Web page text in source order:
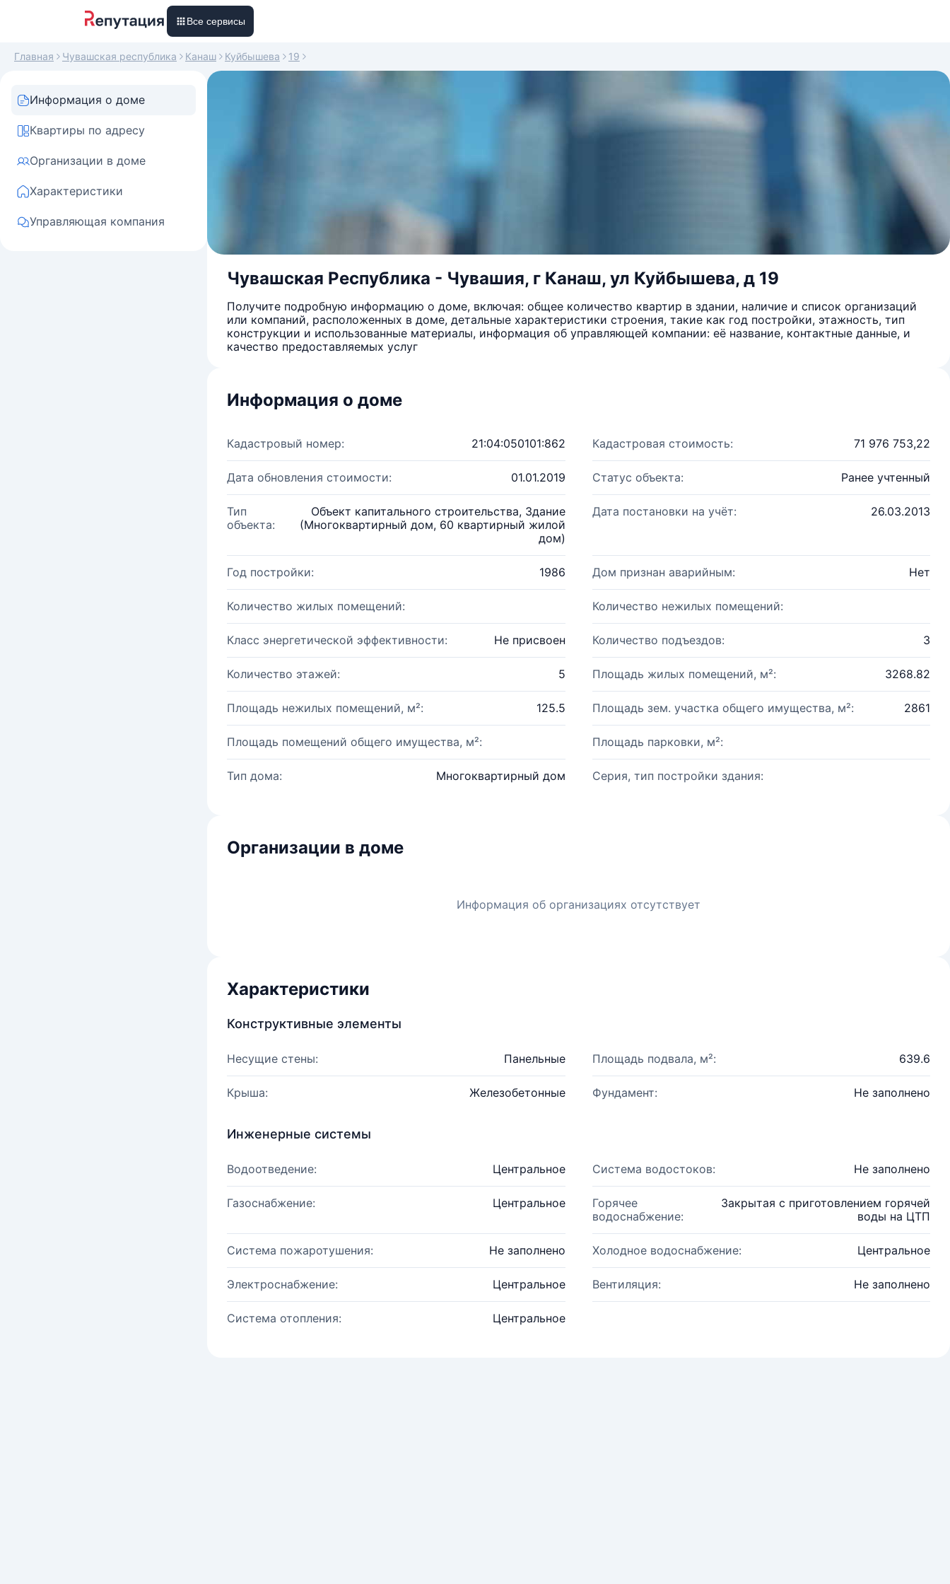
Все сервисы
Главная Чувашская республика Канаш Куйбышева 19
Информация о доме
Квартиры по адресу
Организации в доме
Характеристики
Управляющая компания
Чувашская Республика - Чувашия, г Канаш, ул Куйбышева, д 19
Получите подробную информацию о доме, включая: общее количество квартир в здании, наличие и список организаций
или компаний, расположенных в доме, детальные характеристики строения, такие как год постройки, этажность, тип
конструкции и использованные материалы, информация об управляющей компании: её название, контактные данные, и
качество предоставляемых услуг
Информация о доме
Кадастровый номер: 21:04:050101:862 Кадастровая стоимость: 71 976 753,22
Дата обновления стоимости: 01.01.2019 Статус объекта: Ранее учтенный
Тип
объекта:
Объект капитального строительства, Здание
(Многоквартирный дом, 60 квартирный жилой
дом)
Дата постановки на учёт: 26.03.2013
Год постройки: 1986 Дом признан аварийным: Нет
Количество жилых помещений: Количество нежилых помещений:
Класс энергетической эффективности: Не присвоен Количество подъездов: 3
Количество этажей: 5 Площадь жилых помещений, м²: 3268.82
Площадь нежилых помещений, м²: 125.5 Площадь зем. участка общего имущества, м²: 2861
Площадь помещений общего имущества, м²: Площадь парковки, м²:
Тип дома: Многоквартирный дом Серия, тип постройки здания:
Организации в доме
Информация об организациях отсутствует
Характеристики
Конструктивные элементы
Несущие стены: Панельные Площадь подвала, м²: 639.6
Крыша: Железобетонные Фундамент: Не заполнено
Инженерные системы
Водоотведение: Центральное Система водостоков: Не заполнено
Газоснабжение: Центральное
Горячее
водоснабжение:
Закрытая с приготовлением горячей
воды на ЦТП
Система пожаротушения: Не заполнено Холодное водоснабжение: Центральное
Электроснабжение: Центральное Вентиляция: Не заполнено
Система отопления: Центральное